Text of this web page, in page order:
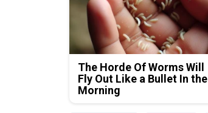
The Horde Of Worms Will
Fly Out Like a Bullet In the
Morning